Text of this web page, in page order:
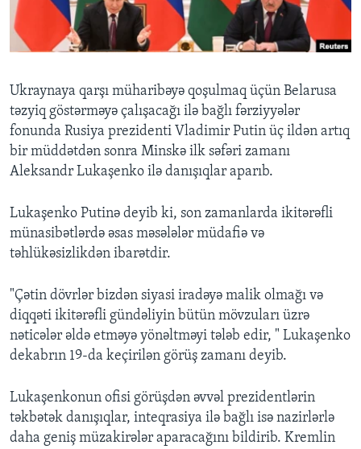
BIZI IZLƏYIN
Dillər
Ukraynaya qarşı müharibəyə qoşulmaq üçün Belarusa
təzyiq göstərməyə çalışacağı ilə bağlı fərziyyələr
fonunda Rusiya prezidenti Vladimir Putin üç ildən artıq
bir müddətdən sonra Minskə ilk səfəri zamanı
Aleksandr Lukaşenko ilə danışıqlar aparıb.
Lukaşenko Putinə deyib ki, son zamanlarda ikitərəfli
münasibətlərdə əsas məsələlər müdafiə və
təhlükəsizlikdən ibarətdir.
"Çətin dövrlər bizdən siyasi iradəyə malik olmağı və
diqqəti ikitərəfli gündəliyin bütün mövzuları üzrə
nəticələr əldə etməyə yönəltməyi tələb edir, " Lukaşenko
dekabrın 19-da keçirilən görüş zamanı deyib.
Lukaşenkonun ofisi görüşdən əvvəl prezidentlərin
təkbətək danışıqlar, inteqrasiya ilə bağlı isə nazirlərlə
daha geniş müzakirələr aparacağını bildirib. Kremlin